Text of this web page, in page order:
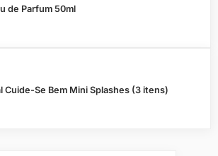
de Parfum 50ml
Cuide-Se Bem Mini Splashes (3 itens)